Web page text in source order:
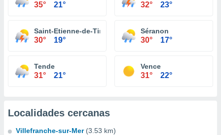
35° 21° 32° 23°
Saint-Etienne-de-Tinée
30° 19°
Séranon
30° 17°
Tende
31° 21°
Vence
31° 22°
Localidades cercanas
Villefranche-sur-Mer (3.53 km)